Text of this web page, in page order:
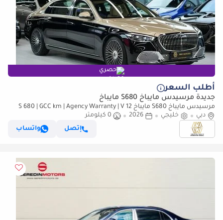
حصري
أطلب السعر
جديدة مرسيدس مايباخ S680 مايباخ
مرسيدس مايباخ S680 مايباخ S 680 | GCC km | Agency Warranty | V 12
دبي
خليجي 2026
0 كيلومتر
إتصل
واتساب